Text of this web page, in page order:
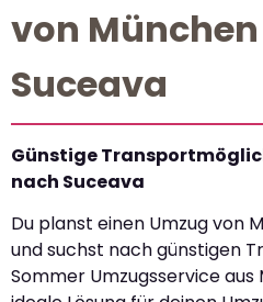
von
Suceava
Günstige
nach Suceava
Du planst einen Umzug von
und suchst nach günstigen
Sommer Umzugsservice